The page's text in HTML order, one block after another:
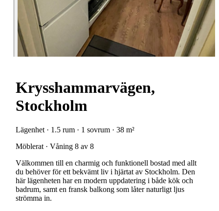
Krysshammarvägen,
Stockholm
Lägenhet · 1.5 rum · 1 sovrum · 38 m²
Möblerat · Våning 8 av 8
Välkommen till en charmig och funktionell bostad med allt
du behöver för ett bekvämt liv i hjärtat av Stockholm. Den
här lägenheten har en modern uppdatering i både kök och
badrum, samt en fransk balkong som låter naturligt ljus
strömma in.